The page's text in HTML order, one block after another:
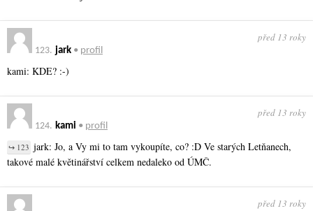
123. jark • profil
před 13 roky
kami: KDE? :-)
124. kami • profil
před 13 roky
↪ 123 jark: Jo, a Vy mi to tam vykoupíte, co? :D Ve starých Letňanech,
takové malé květinářství celkem nedaleko od ÚMČ.
před 13 roky